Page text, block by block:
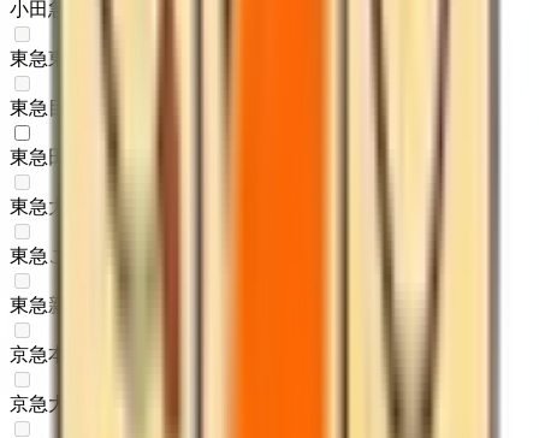
小田急多摩線
東急東横線
東急目黒線
東急田園都市線
東急大井町線
東急こどもの国線
東急新横浜線
京急本線
京急大師線